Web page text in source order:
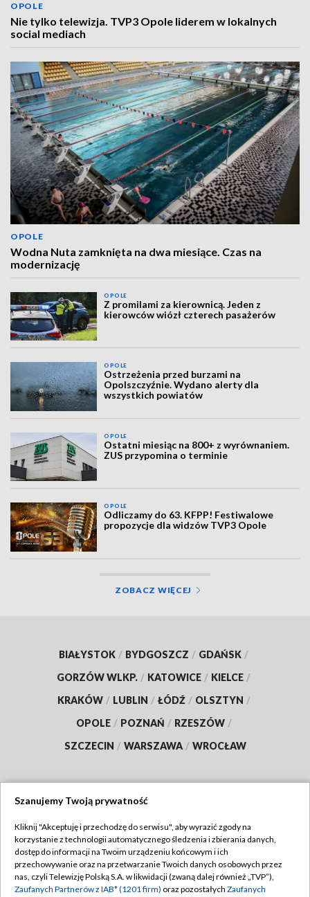
OPOLE
Nie tylko telewizja. TVP3 Opole liderem w lokalnych
social mediach
OPOLE
Wodna Nuta zamknięta na dwa miesiące. Czas na
modernizację
OPOLE
Z promilami za kierownicą. Jeden z
kierowców wiózł czterech pasażerów
OPOLE
Ostrzeżenia przed burzami na
Opolszczyźnie. Wydano alerty dla
wszystkich powiatów
OPOLE
Ostatni miesiąc na 800+ z wyrównaniem.
ZUS przypomina o terminie
OPOLE
Odliczamy do 63. KFPP! Festiwalowe
propozycje dla widzów TVP3 Opole
ZOBACZ WIĘCEJ
BIAŁYSTOK / BYDGOSZCZ / GDAŃSK /
GORZÓW WLKP. / KATOWICE / KIELCE /
KRAKÓW / LUBLIN / ŁÓDŹ / OLSZTYN /
OPOLE / POZNAŃ / RZESZÓW /
SZCZECIN / WARSZAWA / WROCŁAW
TVP
Abonament TVP
Emisja w TVP
Regulamin TVP
Polityka prywatności
Szanujemy Twoją prywatność
Kliknij "Akceptuję i przechodzę do serwisu", aby wyrazić zgody na
korzystanie z technologii automatycznego śledzenia i zbierania danych,
dostęp do informacji na Twoim urządzeniu końcowym i ich
przechowywanie oraz na przetwarzanie Twoich danych osobowych przez
nas, czyli Telewizję Polską S.A. w likwidacji (zwaną dalej również „TVP”),
Zaufanych Partnerów z IAB* (1201 firm) oraz pozostałych Zaufanych